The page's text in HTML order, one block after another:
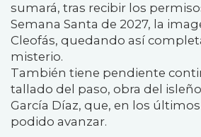
sumará, tras recibir los
Semana Santa de 2027, la
Cleofás, quedando así
misterio.
También tiene pendiente
tallado del paso, obra del
García Díaz, que, en los
podido avanzar.